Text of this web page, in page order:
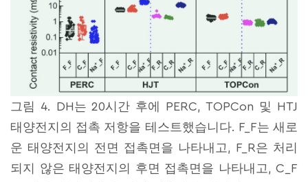
그림 4. DH는 20시간 후에 PERC, TOPCon 및 HTJ
태양전지의 접촉 저항을 테스트했습니다. F_F는 새로
운 태양전지의 전면 접촉면을 나타내고, F_R은 처리
되지 않은 태양전지의 후면 접촉면을 나타내고, C_F